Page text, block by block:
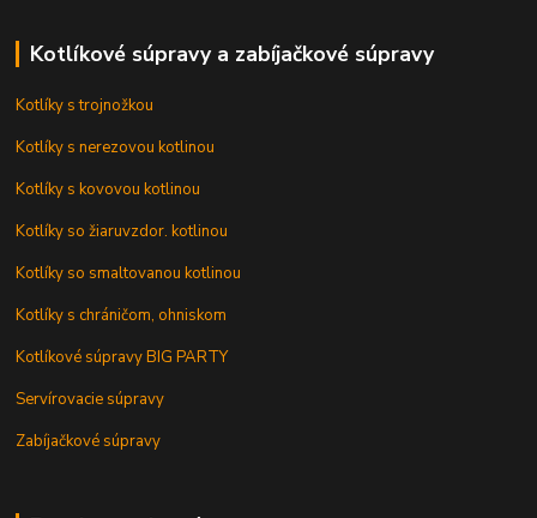
Kotlíkové súpravy a zabíjačkové súpravy
Kotlíky s trojnožkou
Kotlíky s nerezovou kotlinou
Kotlíky s kovovou kotlinou
Kotlíky so žiaruvzdor. kotlinou
Kotlíky so smaltovanou kotlinou
Kotlíky s chráničom, ohniskom
Kotlíkové súpravy BIG PARTY
Servírovacie súpravy
Zabíjačkové súpravy